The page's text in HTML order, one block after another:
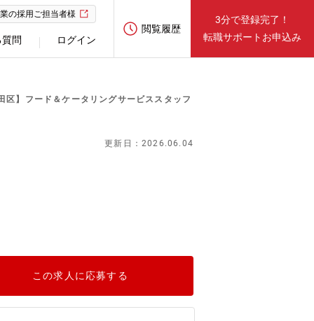
の採用ご担当者様
問 ログイン
閲覧履歴
3分で登録完了！
転職サポートお申込み
区】フード＆ケータリングサービススタッフ
更新日：2026.06.04
この求人に応募する